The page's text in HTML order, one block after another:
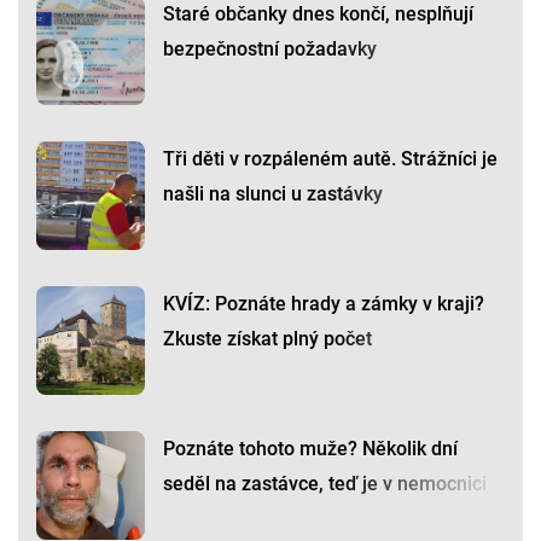
Staré občanky dnes končí, nesplňují
bezpečnostní požadavky
Tři děti v rozpáleném autě. Strážníci je
našli na slunci u zastávky
KVÍZ: Poznáte hrady a zámky v kraji?
Zkuste získat plný počet
Poznáte tohoto muže? Několik dní
seděl na zastávce, teď je v nemocnici